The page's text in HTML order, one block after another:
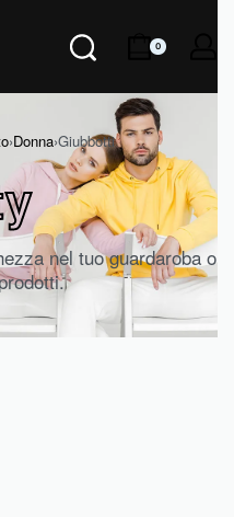
0
›Donna›Giubbotti
nel tuo guardaroba o